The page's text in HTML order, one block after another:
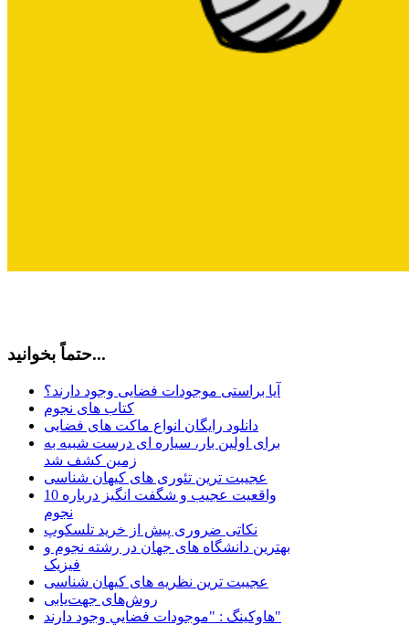
حتماً بخوانید...
آیا براستی موجودات فضایی وجود دارند؟
کتاب های نجوم
دانلود رایگان انواع ماکت های فضایی
برای اولین بار، سیاره ای درست شبیه به
زمین کشف شد
عجیبت ترین تئوری های کیهان شناسی
10 واقعیت عجیب و شگفت انگیز درباره
نجوم
نکاتی ضروری پیش از خرید تلسکوپ
بهترین دانشگاه های جهان در رشته نجوم و
فیزیک
عجیبت ترین نظریه های کیهان شناسی
روش‌های جهت‌یابی
هاوكينگ : "موجودات فضايي وجود دارند"